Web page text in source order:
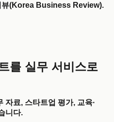
(Korea Business Review).
를 실무 서비스로
자료, 스타트업 평가, 교육·
니다.